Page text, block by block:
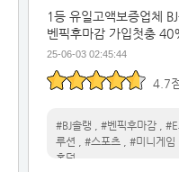
1등 유일고액보증업체
벤픽후마감 가입첫충
벤트
25-06-03 02:45:44
4.7
#BJ솔랭 #벤픽후마감
루션
#스포츠 #미니게임
홀덤